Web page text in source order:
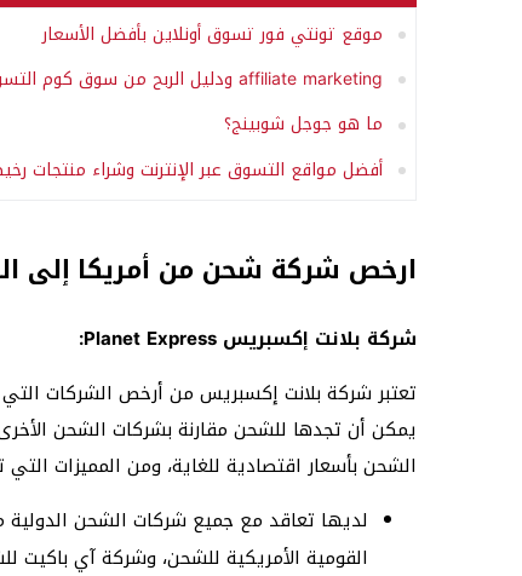
موقع تونتي فور تسوق أونلاين بأفضل الأسعار
affiliate marketing ودليل الربح من سوق كوم التسويق بالعمولة لمنتجات الأفلييت 2025-2026
ما هو جوجل شوبينج؟
أفضل مواقع التسوق عبر الإنترنت وشراء منتجات
ارخص شركة شحن من أمريكا إلى
شركة بلانت إكسبريس Planet Express:
تعتبر شركة بلانت إكسبريس من أرخص الشركات
يمكن أن تجدها للشحن مقارنة بشركات الشحن
الشحن بأسعار اقتصادية للغاية، ومن المميزات
لديها تعاقد مع جميع شركات الشحن
القومية الأمريكية للشحن، وشركة آي